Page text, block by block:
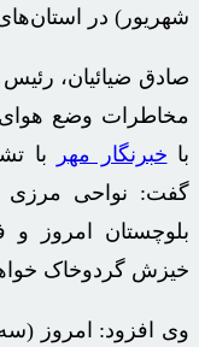
شهریور) در
صادق ضیائیان،
مخاطرات وضع
با خبرنگار مهر
با
گفت: نواحی مرزی
بلوچستان امروز و
خیزش گردوخاک